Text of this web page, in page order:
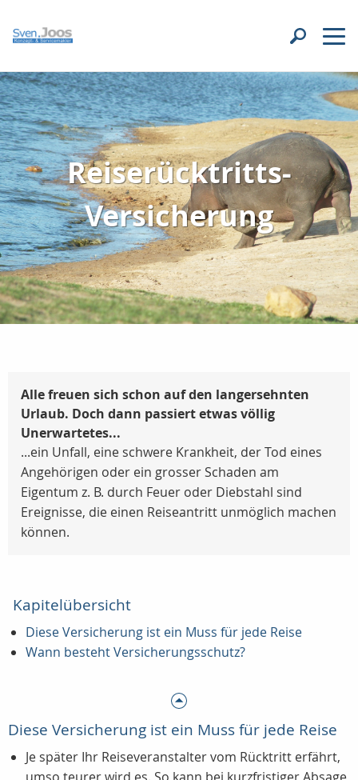
Reiserücktritts-
Versicherung
Alle freuen sich schon auf den langersehnten
Urlaub. Doch dann passiert etwas völlig
Unerwartetes...
...ein Unfall, eine schwere Krankheit, der Tod eines
Angehörigen oder ein grosser Schaden am
Eigentum z. B. durch Feuer oder Diebstahl sind
Ereignisse, die einen Reiseantritt unmöglich machen
können.
Kapitelübersicht
Diese Versicherung ist ein Muss für jede Reise
Wann besteht Versicherungsschutz?
Diese Versicherung ist ein Muss für jede Reise
Je später Ihr Reiseveranstalter vom Rücktritt erfährt,